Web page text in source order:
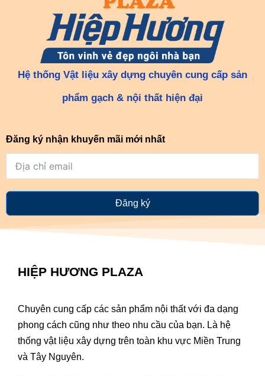
Hệ thống Vật liệu xây dựng chuyên cung cấp sản
phẩm gạch & nội thất hiện đại
Đăng ký nhận khuyến mãi mới nhất
Đăng ký
HIỆP HƯƠNG PLAZA
Chuyên cung cấp các sản phẩm nội thất với đa dạng
phong cách cũng như theo nhu cầu của bạn. Là hệ
thống vật liệu xây dựng trên toàn khu vực Miền Trung
và Tây Nguyên.